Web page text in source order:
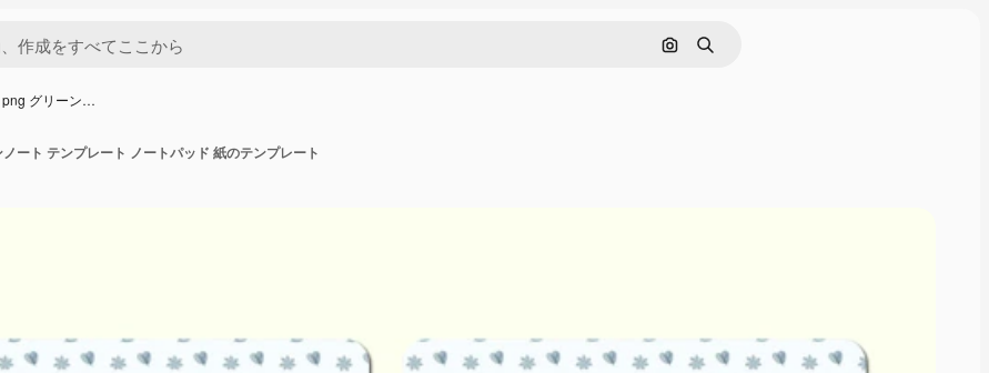
画像で検索
検索
グリーン…
ート テンプレート ノートパッド 紙のテンプレート